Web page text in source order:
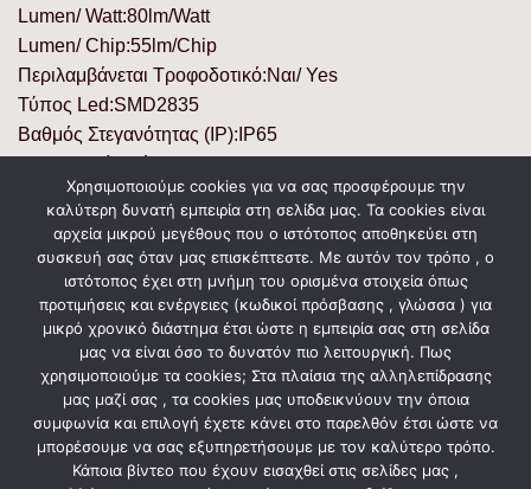
Lumen/ Watt:80lm/Watt
Lumen/ Chip:55lm/Chip
Περιλαμβάνεται Τροφοδοτικό:Ναι/ Yes
Τύπος Led:SMD2835
Βαθμός Στεγανότητας (IP):IP65
Κύκλοι Μεταγωγής (ON/ OFF):25000
Θερμοκρασία Λειτουργίας °C:-25°C – +45°C
Υλικό Προϊόντος:Αλουμίνιο & Πλαστικό/ Aluminium &
Plastic
Χρώμα Προϊόντος:Μαύρο/ Black
ΣΧΕΤΙΚΆ ΠΡΟΪΌΝΤΑ
Χρησιμοποιούμε cookies για να σας προσφέρουμε την
καλύτερη δυνατή εμπειρία στη σελίδα μας. Τα cookies είναι
αρχεία μικρού μεγέθους που ο ιστότοπος αποθηκεύει στη
συσκευή σας όταν μας επισκέπτεστε. Με αυτόν τον τρόπο , ο
ιστότοπος έχει στη μνήμη του ορισμένα στοιχεία όπως
προτιμήσεις και ενέργειες (κωδικοί πρόσβασης , γλώσσα ) για
μικρό χρονικό διάστημα έτσι ώστε η εμπειρία σας στη σελίδα
μας να είναι όσο το δυνατόν πιο λειτουργική. Πως
χρησιμοποιούμε τα cookies; Στα πλαίσια της αλληλεπίδρασης
μας μαζί σας , τα cookies μας υποδεικνύουν την όποια
συμφωνία και επιλογή έχετε κάνει στο παρελθόν έτσι ώστε να
μπορέσουμε να σας εξυπηρετήσουμε με τον καλύτερο τρόπο.
Κάποια βίντεο που έχουν εισαχθεί στις σελίδες μας ,